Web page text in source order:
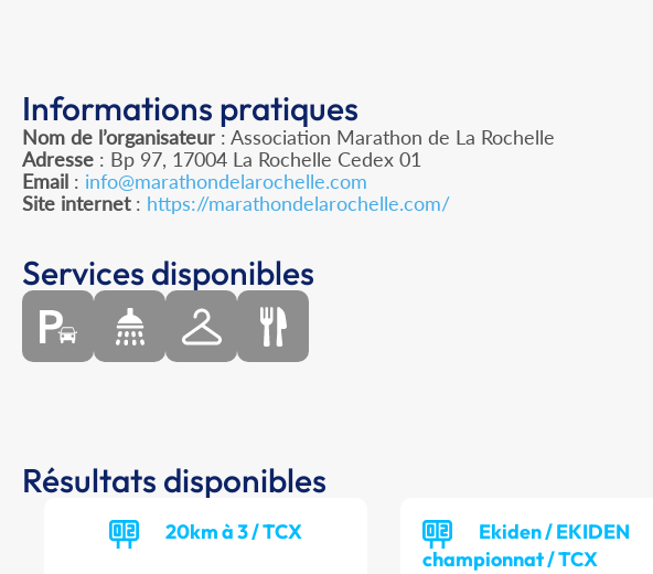
Informations pratiques
Nom de l’organisateur : Association Marathon de La Rochelle
Adresse : Bp 97, 17004 La Rochelle Cedex 01
Email : info@marathondelarochelle.com
Site internet: https://marathondelarochelle.com/
Services disponibles
Résultats disponibles
20km à 3 / TCX
Ekiden / EKIDEN
championnat / TCX